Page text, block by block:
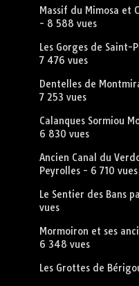
Massif du Mimosa et
- 8 588 vues
Les Gorges de
7 476 vues
Dentelles de
7 253 vues
Calanques Sormiou
6 830 vues
Ancien Canal du
Peyrolles- 6 710 vues
Le Sentier des Bans
vues
Mormoiron et ses
6 348 vues
Les Grottes de